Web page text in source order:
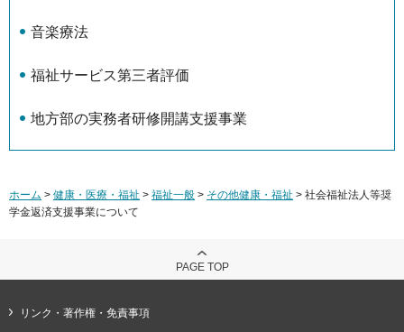
音楽療法
福祉サービス第三者評価
地方部の実務者研修開講支援事業
ホーム > 健康・医療・福祉 > 福祉一般 > その他健康・福祉 > 社会福祉法人等奨
学金返済支援事業について
PAGE TOP
リンク・著作権・免責事項